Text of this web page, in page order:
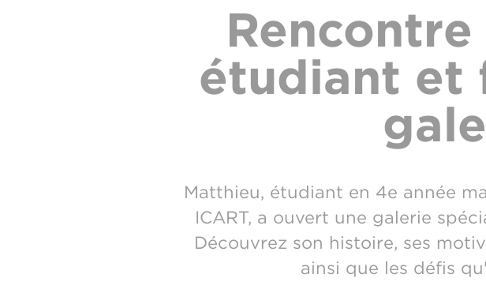
étudiant et
Matthieu, étudiant en 4e année
ICART, a ouvert une galerie
Découvrez son histoire, ses
ainsi que les défis